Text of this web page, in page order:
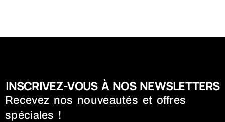
INSCRIVEZ-VOUS À NOS NEWSLETTERS
Recevez nos nouveautés et offres
spéciales !